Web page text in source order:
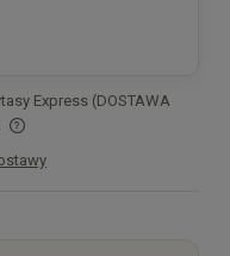
Express (DOSTAWA
płatności